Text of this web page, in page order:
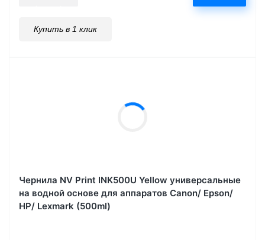
Купить в 1 клик
Чернила NV Print INK500U Yellow универсальные
на водной основе для аппаратов Сanon/ Epson/
НР/ Lexmark (500ml)